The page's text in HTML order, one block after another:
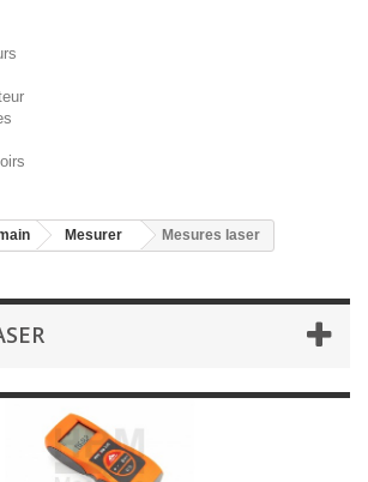
Mesurer Mesures laser